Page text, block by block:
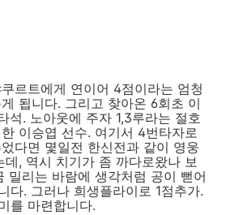
르트에게 연이어 4점이라는 엄청
됩니다. 그리고 찾아온 6회초 이
석. 노아웃에 주자 1,3루라는 절호
이승엽 선수. 여기서 4번타자로
다면 몇일전 한신전과 같이 영웅
데, 역시 치기가 좀 까다로왔나 보
밀리는 바람에 생각처럼 공이 뻗어
다. 그러나 희생플라이로 1점추가.
를 마련합니다.